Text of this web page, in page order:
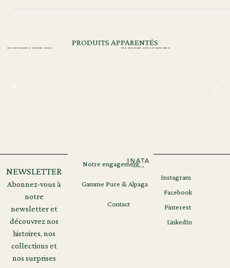
PRODUITS APPARENTÉS
Coussin Fishbone Coussin en fourrure
NEWSLETTER
Abonnez-vous à
notre
newsletter et
découvrez nos
histoires, nos
collections et
nos surprises
Notre engagement
Gamme Pure & Alpaga
Contact
Instagram
Facebook
Pinterest
LinkedIn
Mentions